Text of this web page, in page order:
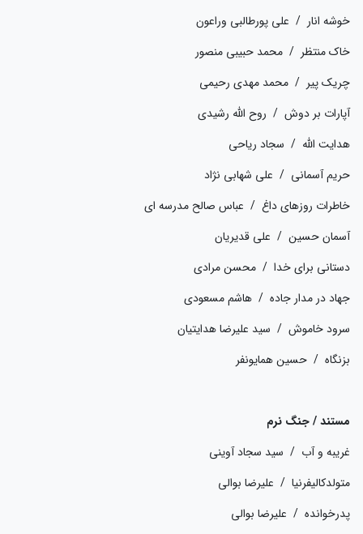
خوشه انار / علی پورطالبی وراعون
خاک منتظر / محمد حبیبی منصور
چریک پیر / محمد مهدی رحیمی
آپارات بر دوش / روح الله رشیدی
هدایت الله / سجاد ریاحی
حریم آسمانی / علی شهابی نژاد
خاطرات روزهای داغ / عباس صالح مدرسه ای
آسمان حسین / علی قدیریان
دستانی برای خدا / محسن مرادی
جهاد در مدار جاده / هاشم مسعودی
سرود خاموش / سید علیرضا هدایتیان
بزنگاه / حسین همایونفر
مستند / جنگ نرم
غریبه و آب / سید سجاد آوینی
متولدکالیفرنیا / علیرضا بوالی
پدرخوانده / علیرضا بوالی